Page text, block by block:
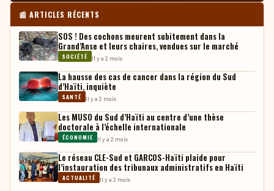
📰 ARTICLES RÉCENTS
SOS ! Des cochons meurent subitement dans la
Grand’Anse et leurs chaires, vendues sur le marché
SOCIÉTÉ Il y a 2 mois
La hausse des cas de cancer dans la région du Sud
d’Haïti, inquiète
SANTÉ Il y a 2 mois
Les MUSO du Sud d’Haïti au centre d’une thèse
doctorale à l’échelle internationale
ÉCONOMIE Il y a 2 mois
Le réseau CLE-Sud et GARCOS-Haïti plaide pour
l’instauration des tribunaux administratifs en Haïti
ACTUALITÉ Il y a 2 mois